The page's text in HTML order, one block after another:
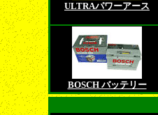
ULTRAパワーアース
BOSCH バッテリー